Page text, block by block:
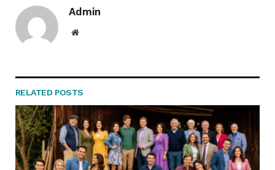
Admin
Website
RELATED POSTS